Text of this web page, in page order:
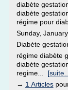
diabète
diabète
régime pour
Sunday,
Diabète
régime diabète
diabète
regime...
→ 1 Articles